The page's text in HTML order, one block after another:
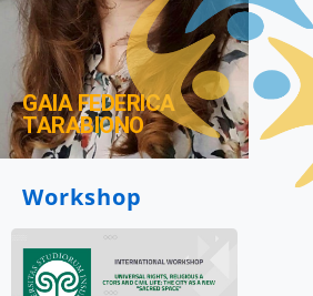
GAIA FEDERICA
TARABIONO
Workshop